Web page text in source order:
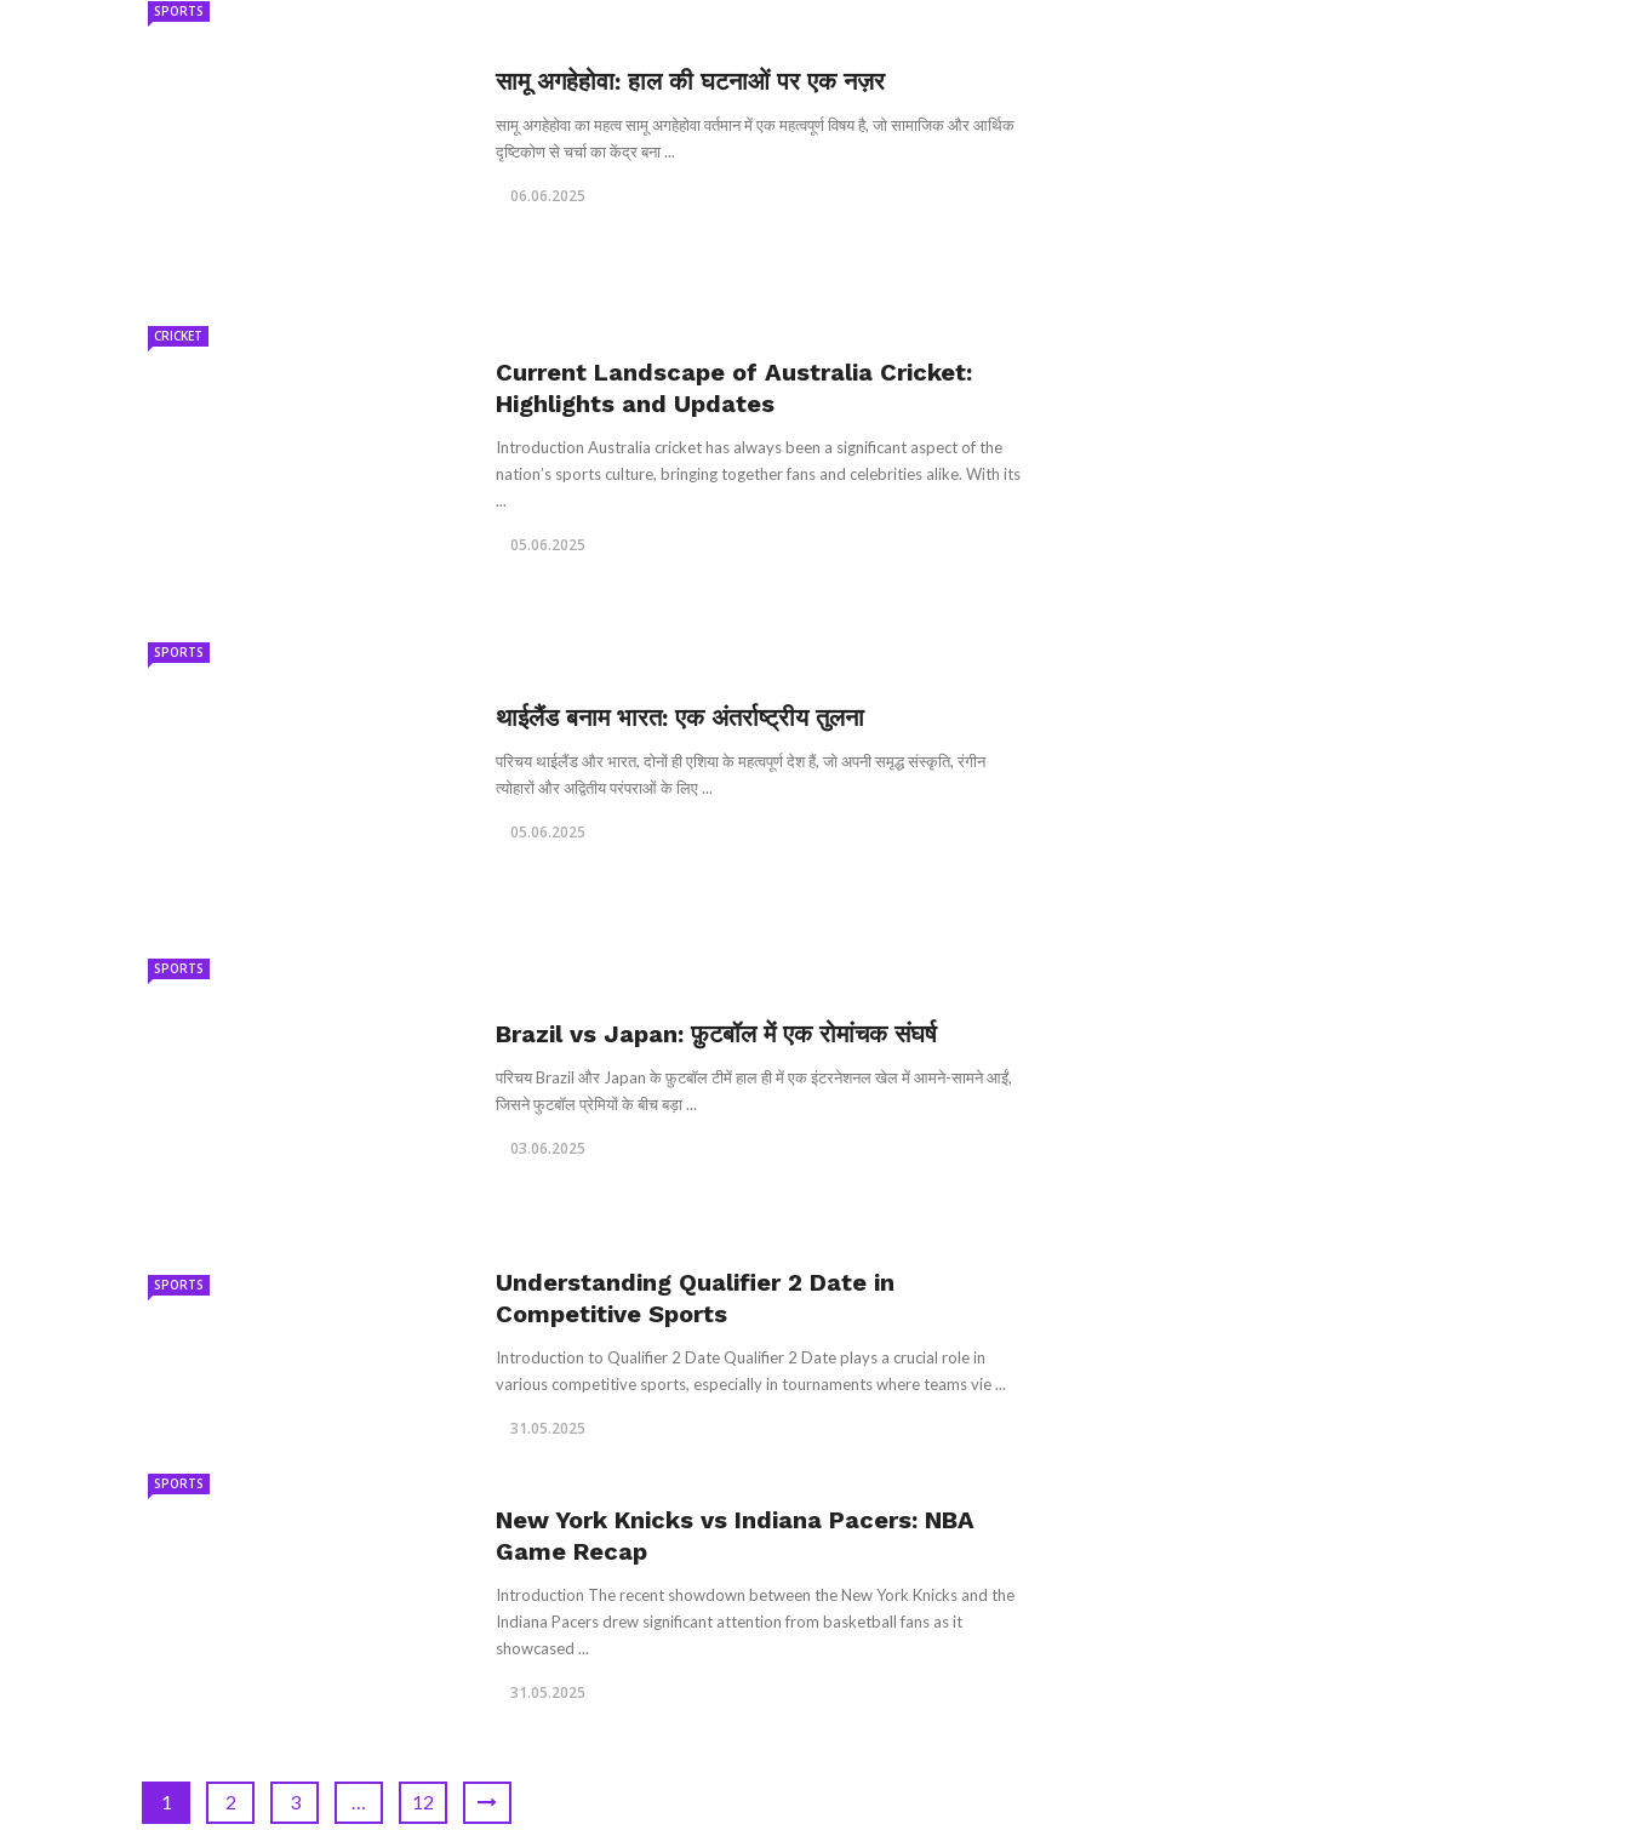
SPORTS
सामू अगहेहोवा: हाल की घटनाओं पर एक नज़र
सामू अगहेहोवा का महत्व सामू अगहेहोवा वर्तमान में एक महत्वपूर्ण विषय है, जो सामाजिक और आर्थिक
दृष्टिकोण से चर्चा का केंद्र बना ...
06.06.2025
CRICKET
Current Landscape of Australia Cricket:
Highlights and Updates
Introduction Australia cricket has always been a significant aspect of the
nation’s sports culture, bringing together fans and celebrities alike. With its
...
05.06.2025
SPORTS
थाईलैंड बनाम भारत: एक अंतर्राष्ट्रीय तुलना
परिचय थाईलैंड और भारत, दोनों ही एशिया के महत्वपूर्ण देश हैं, जो अपनी समृद्ध संस्कृति, रंगीन
त्योहारों और अद्वितीय परंपराओं के लिए ...
05.06.2025
SPORTS
Brazil vs Japan: फ़ुटबॉल में एक रोमांचक संघर्ष
परिचय Brazil और Japan के फ़ुटबॉल टीमें हाल ही में एक इंटरनेशनल खेल में आमने-सामने आईं,
जिसने फुटबॉल प्रेमियों के बीच बड़ा ...
03.06.2025
SPORTS
Understanding Qualifier 2 Date in
Competitive Sports
Introduction to Qualifier 2 Date Qualifier 2 Date plays a crucial role in
various competitive sports, especially in tournaments where teams vie ...
31.05.2025
SPORTS
New York Knicks vs Indiana Pacers: NBA
Game Recap
Introduction The recent showdown between the New York Knicks and the
Indiana Pacers drew significant attention from basketball fans as it
showcased ...
31.05.2025
1 2 3 12